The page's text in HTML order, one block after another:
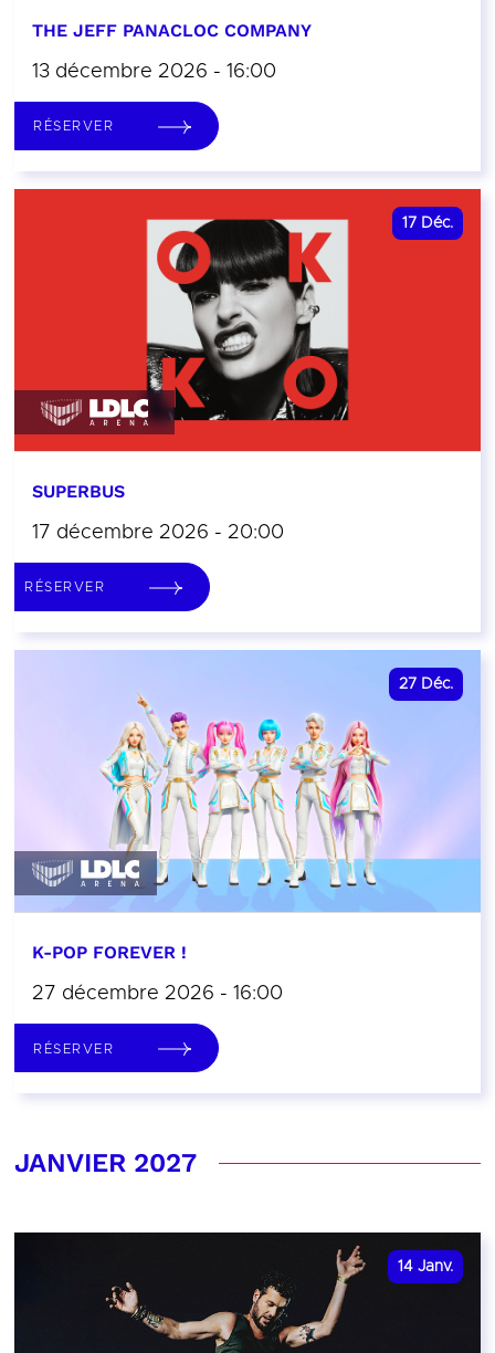
THE JEFF PANACLOC COMPANY
13 décembre 2026 - 16:00
RÉSERVER
17 Déc.
SUPERBUS
17 décembre 2026 - 20:00
RÉSERVER
27 Déc.
K-POP FOREVER !
27 décembre 2026 - 16:00
RÉSERVER
JANVIER 2027
14 Janv.